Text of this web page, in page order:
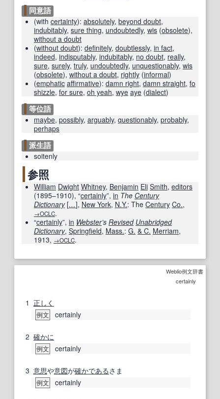
同意語
(with certainty): absolutely, beyond doubt,
indubitably, sure thing, undoubtedly, wis (obsolete),
without a doubt
(without doubt): definitely, doubtlessly, in fact,
indeed, indisputably, indubitably, no doubt, really,
sure, surely, truly, undoubtedly, unquestionably, wis
(obsolete), without a doubt, rightly (informal)
(emphatic affirmative): damn right, damn straight, fo
shizzle, for sure, oh yeah, wye aye (dialect)
等位語
maybe, possibly, arguably, questionably, probably,
perhaps
派生語
soitenly
参照
William Dwight Whitney, Benjamin Eli Smith, editors
(1895–1910), “certainly”, in The Century
Dictionary […], New York, N.Y.: The Century Co.,
→OCLC.
“certainly”, in Webster’s Revised Unabridged
Dictionary, Springfield, Mass.: G. & C. Merriam,
1913, →OCLC.
Weblio例文辞書
certainly
1 正しく
例文 certainly
2 確かに
例文 certainly
3 意思や意図が確かであるさま
例文 certainly